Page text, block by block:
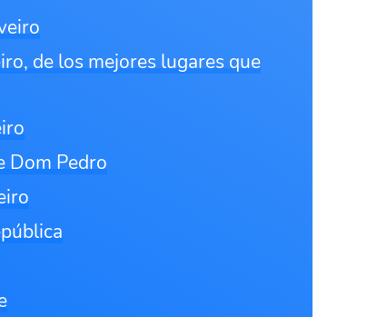
de los mejores lugares que
Dom Pedro